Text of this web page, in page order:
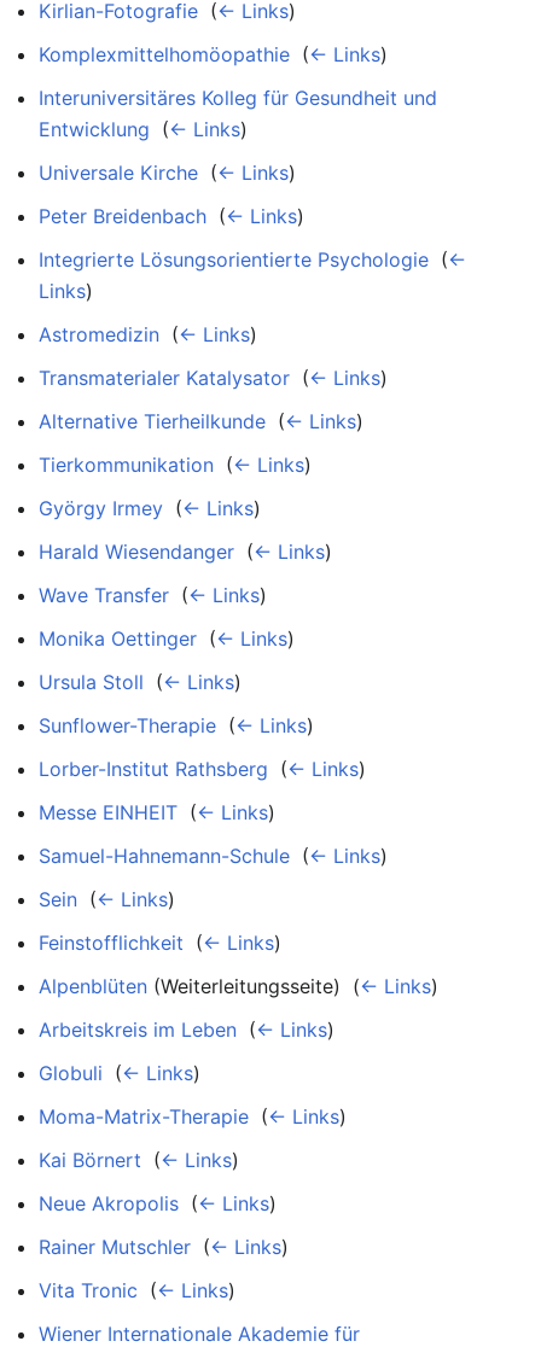
Kirlian-Fotografie (← Links)
Komplexmittelhomöopathie (← Links)
Interuniversitäres Kolleg für Gesundheit und
Entwicklung (← Links)
Universale Kirche (← Links)
Peter Breidenbach (← Links)
Integrierte Lösungsorientierte Psychologie (←
Links)
Astromedizin (← Links)
Transmaterialer Katalysator (← Links)
Alternative Tierheilkunde (← Links)
Tierkommunikation (← Links)
György Irmey (← Links)
Harald Wiesendanger (← Links)
Wave Transfer (← Links)
Monika Oettinger (← Links)
Ursula Stoll (← Links)
Sunflower-Therapie (← Links)
Lorber-Institut Rathsberg (← Links)
Messe EINHEIT (← Links)
Samuel-Hahnemann-Schule (← Links)
Sein (← Links)
Feinstofflichkeit (← Links)
Alpenblüten (Weiterleitungsseite) ‎ (← Links)
Arbeitskreis im Leben (← Links)
Globuli (← Links)
Moma-Matrix-Therapie (← Links)
Kai Börnert (← Links)
Neue Akropolis (← Links)
Rainer Mutschler (← Links)
Vita Tronic (← Links)
Wiener Internationale Akademie für